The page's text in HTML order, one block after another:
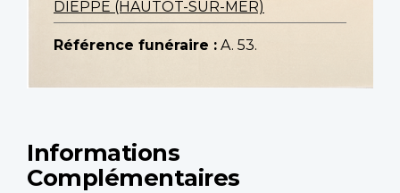
DIEPPE (HAUTOT-SUR-MER)
Référence funéraire : A. 53.
Informations
Complémentaires